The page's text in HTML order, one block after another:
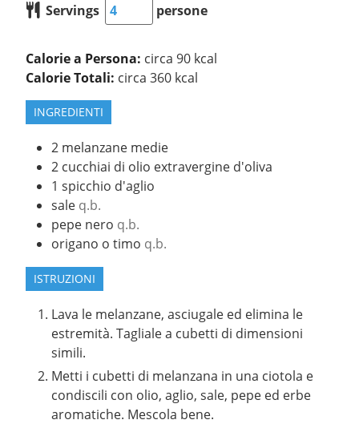
Servings
persone
Calorie a Persona: circa 90 kcal
Calorie Totali: circa 360 kcal
INGREDIENTI
2 melanzane medie
2 cucchiai di olio extravergine d'oliva
1 spicchio d'aglio
sale q.b.
pepe nero q.b.
origano o timo q.b.
ISTRUZIONI
Lava le melanzane, asciugale ed elimina le
estremità. Tagliale a cubetti di dimensioni
simili.
Metti i cubetti di melanzana in una ciotola e
condiscili con olio, aglio, sale, pepe ed erbe
aromatiche. Mescola bene.